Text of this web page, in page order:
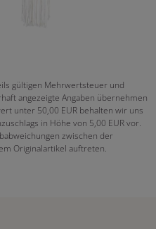
gültigen Mehrwertsteuer und
angezeigte Angaben übernehmen
unter 50,00 EUR behalten wir uns
in Höhe von 5,00 EUR vor.
zwischen der
Originalartikel auftreten.